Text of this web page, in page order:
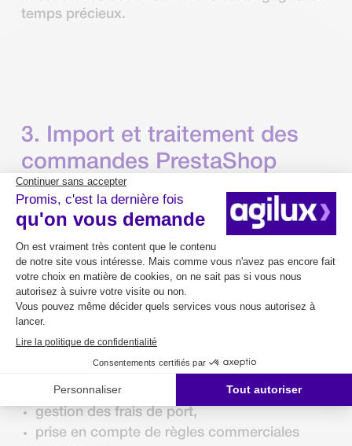
temps précieux.
3. Import et traitement des
commandes PrestaShop
Les commandes passées sur le site sont
récupérées dans Mercator afin d’être traitées
dans l’environnement habituel du client.
La passerelle prend en charge différents
éléments liés aux commandes :
création ou mise à jour du client,
récupération des adresses,
import des lignes de commande,
gestion des frais de port,
prise en compte de règles commerciales